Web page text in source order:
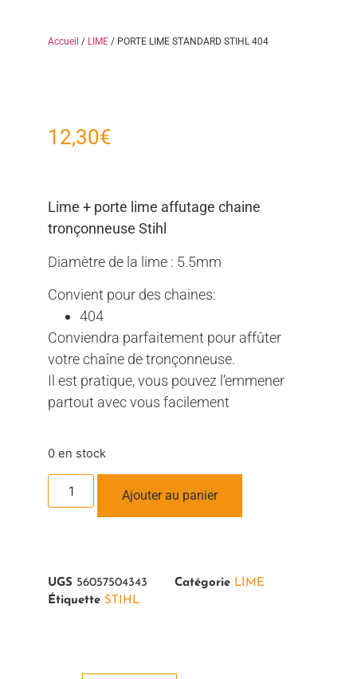
Accueil / LIME / PORTE LIME STANDARD STIHL 404
12,30€
Lime + porte lime affutage chaine
tronçonneuse Stihl
Diamètre de la lime : 5.5mm
Convient pour des chaines:
404
Conviendra parfaitement pour affûter
votre chaîne de tronçonneuse.
Il est pratique, vous pouvez l’emmener
partout avec vous facilement
0 en stock
Ajouter au panier
UGS 56057504343 Catégorie LIME
Étiquette STIHL